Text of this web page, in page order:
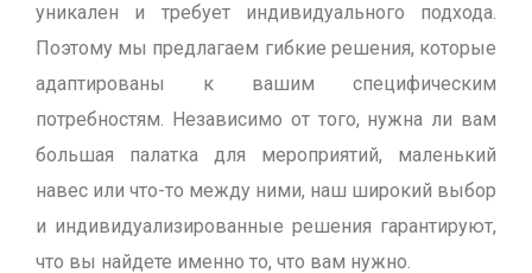
уникален и требует индивидуального подхода.
Поэтому мы предлагаем гибкие решения, которые
адаптированы к вашим специфическим
потребностям. Независимо от того, нужна ли вам
большая палатка для мероприятий, маленький
навес или что-то между ними, наш широкий выбор
и индивидуализированные решения гарантируют,
что вы найдете именно то, что вам нужно.